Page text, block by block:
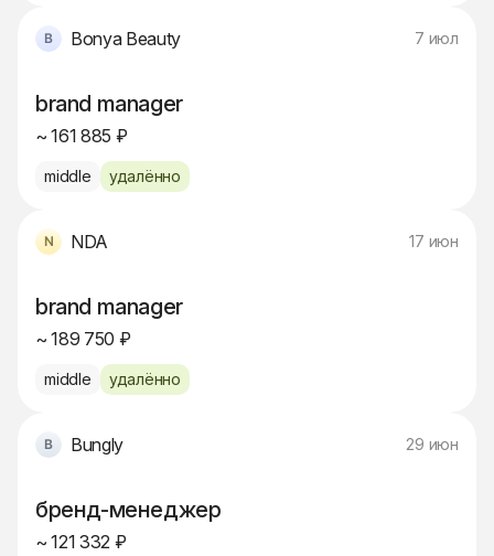
Bonya Beauty 7 июл
brand manager
~ 161 885 ₽
middle удалённо
NDA 17 июн
brand manager
~ 189 750 ₽
middle удалённо
Bungly 29 июн
бренд-менеджер
~ 121 332 ₽